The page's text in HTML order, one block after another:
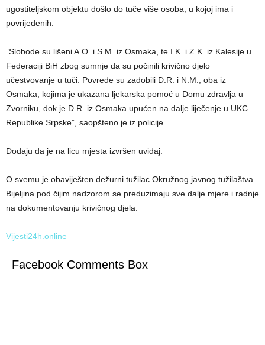
ugostiteljskom objektu došlo do tuče više osoba, u kojoj ima i
povrijeđenih.
”Slobode su lišeni A.O. i S.M. iz Osmaka, te I.K. i Z.K. iz Kalesije u
Federaciji BiH zbog sumnje da su počinili krivično djelo
učestvovanje u tuči. Povrede su zadobili D.R. i N.M., oba iz
Osmaka, kojima je ukazana ljekarska pomoć u Domu zdravlja u
Zvorniku, dok je D.R. iz Osmaka upućen na dalje liječenje u UKC
Republike Srpske”, saopšteno je iz policije.
Dodaju da je na licu mjesta izvršen uviđaj.
O svemu je obaviješten dežurni tužilac Okružnog javnog tužilaštva
Bijeljina pod čijim nadzorom se preduzimaju sve dalje mjere i radnje
na dokumentovanju krivičnog djela.
Vijesti24h.online
Facebook Comments Box